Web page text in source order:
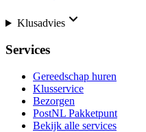
Klusadvies
Services
Gereedschap huren
Klusservice
Bezorgen
PostNL Pakketpunt
Bekijk alle services